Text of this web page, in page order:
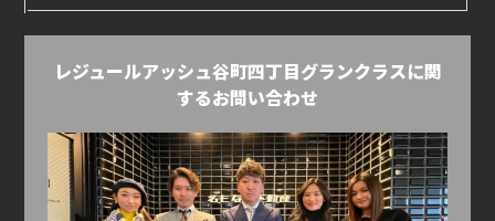
レジュールアッシュ谷町四丁目グランクラスに関
するお問い合わせ